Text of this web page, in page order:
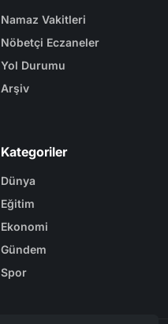
Namaz Vakitleri
Nöbetçi Eczaneler
Yol Durumu
Arşiv
Kategoriler
Dünya
Eğitim
Ekonomi
Gündem
Spor